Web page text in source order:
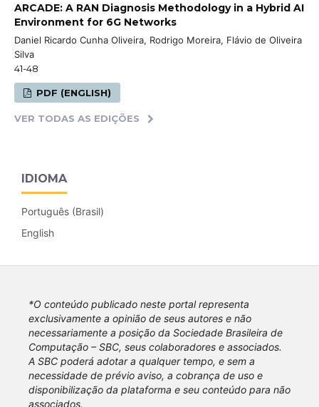
ARCADE: A RAN Diagnosis Methodology in a Hybrid AI
Environment for 6G Networks
Daniel Ricardo Cunha Oliveira, Rodrigo Moreira, Flávio de Oliveira
Silva
41-48
PDF (ENGLISH)
VER TODAS AS EDIÇÕES
IDIOMA
Português (Brasil)
English
*O conteúdo publicado neste portal representa
exclusivamente a opinião de seus autores e não
necessariamente a posição da Sociedade Brasileira de
Computação – SBC, seus colaboradores e associados.
A SBC poderá adotar a qualquer tempo, e sem a
necessidade de prévio aviso, a cobrança de uso e
disponibilização da plataforma e seu conteúdo para não
associados.